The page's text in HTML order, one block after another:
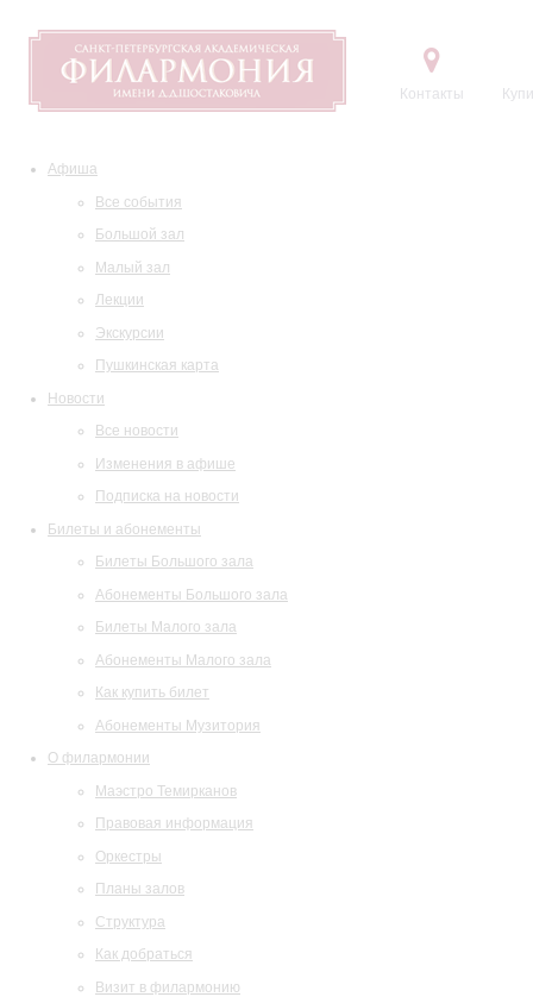
Контакты
Афиша
Все события
Большой зал
Малый зал
Лекции
Экскурсии
Пушкинская карта
Новости
Все новости
Изменения в афише
Подписка на новости
Билеты и абонементы
Билеты Большого зала
Абонементы Большого зала
Билеты Малого зала
Абонементы Малого зала
Как купить билет
Абонементы Музитория
О филармонии
Маэстро Темирканов
Правовая информация
Оркестры
Планы залов
Структура
Как добраться
Визит в филармонию